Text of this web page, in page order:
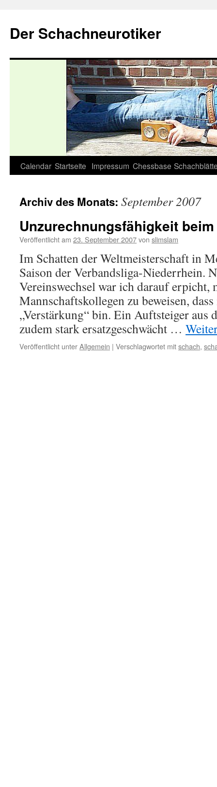
springen
Der Schachneurotiker
Calendar Startseite Impressum Chessbase
Archiv des Monats: September 2007
Unzurechnungsfähigkeit
Veröffentlicht am 23. September 2007von slimslam
Im Schatten der Weltmeisterschaft in
Saison der Verbandsliga-Niederrhein.
Vereinswechsel war ich darauf erpicht,
Mannschaftskollegen zu beweisen,
„Verstärkung“ bin. Ein Auftsteiger aus
zudem stark ersatzgeschwächt …
Veröffentlicht unterAllgemein | Verschlagwortet mitschach,